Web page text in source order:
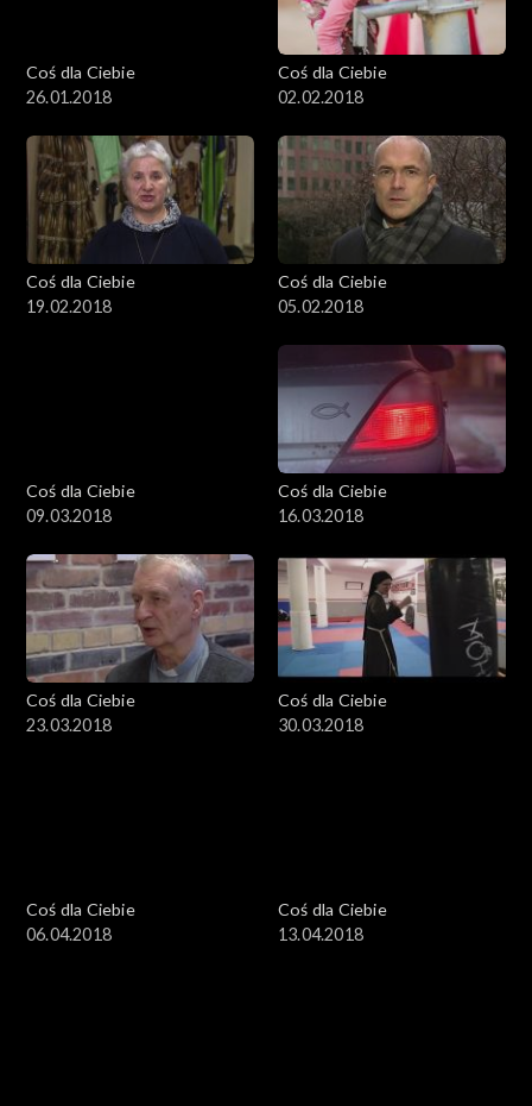
Coś dla Ciebie
26.01.2018
Coś dla Ciebie
02.02.2018
Coś dla Ciebie
19.02.2018
Coś dla Ciebie
05.02.2018
Coś dla Ciebie
09.03.2018
Coś dla Ciebie
16.03.2018
Coś dla Ciebie
23.03.2018
Coś dla Ciebie
30.03.2018
Coś dla Ciebie
06.04.2018
Coś dla Ciebie
13.04.2018